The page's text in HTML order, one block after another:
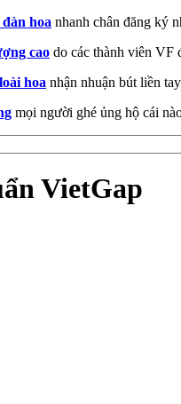
hoa nhanh chân đăng ký
cao do các thành viên VF
hoa nhận nhuận bút liền tay
mọi người ghé ủng hộ cái
VietGap